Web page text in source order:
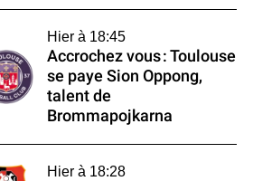
Hier à 18:45
Accrochez vous : Toulouse
se paye Sion Oppong,
talent de
Brommapojkarna
Hier à 18:28